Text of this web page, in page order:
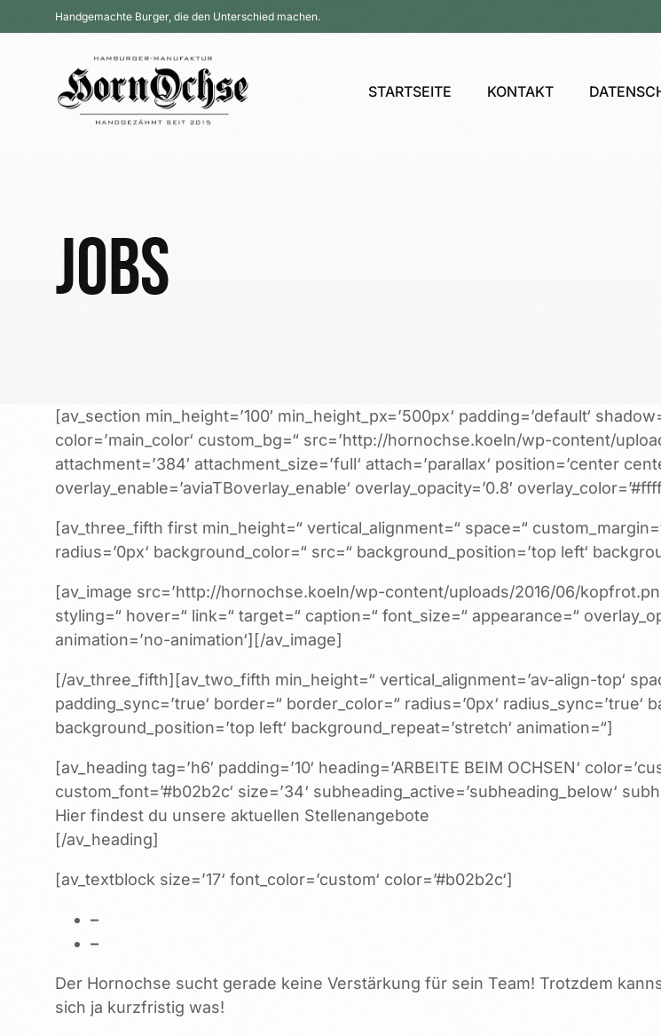
Handgemachte Burger, die den Unterschied machen.
STARTSEITE KONTAKT
Jobs
[av_section min_height=’100′ min_height_px=’500px‘ padding=’default‘
color=’main_color‘ custom_bg=“ src=’http://hornochse.koeln/wp-content/
attachment=’384′ attachment_size=’full‘ attach=’parallax‘ position=’center
overlay_enable=’aviaTBoverlay_enable‘ overlay_opacity=’0.8′
[av_three_fifth first min_height=“ vertical_alignment=“ space=“
radius=’0px‘ background_color=“ src=“ background_position=’top left‘
[av_image src=’http://hornochse.koeln/wp-content/uploads/2016/06/
styling=“ hover=“ link=“ target=“ caption=“ font_size=“ appearance=“
animation=’no-animation‘][/av_image]
[/av_three_fifth][av_two_fifth min_height=“ vertical_alignment=’av-align-top‘
padding_sync=’true‘ border=“ border_color=“ radius=’0px‘
background_position=’top left‘ background_repeat=’stretch‘ animation=“]
[av_heading tag=’h6′ padding=’10‘ heading=’ARBEITE BEIM OCHSEN‘
custom_font=’#b02b2c‘ size=’34‘ subheading_active=’subheading_below‘
Hier findest du unsere aktuellen Stellenangebote
[/av_heading]
[av_textblock size=’17‘ font_color=’custom‘ color=’#b02b2c‘]
–
–
Der Hornochse sucht gerade keine Verstärkung für sein Team! Trotzdem
sich ja kurzfristig was!